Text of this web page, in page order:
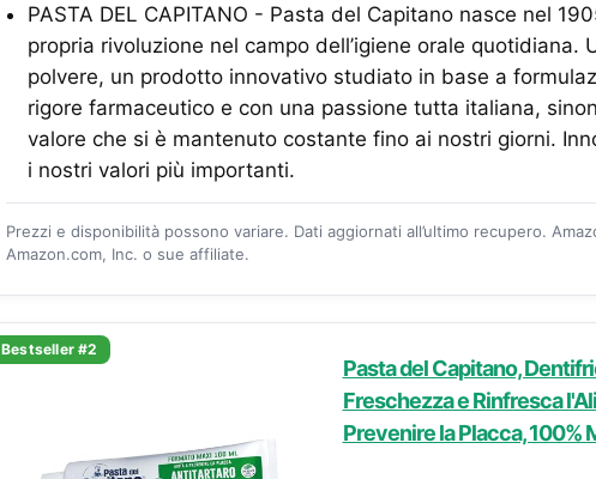
PASTA DEL CAPITANO - Pasta del Capitano nasce nel
propria rivoluzione nel campo dell’igiene orale quotidiana.
polvere, un prodotto innovativo studiato in base a
rigore farmaceutico e con una passione tutta italiana,
valore che si è mantenuto costante fino ai nostri giorni.
i nostri valori più importanti.
Prezzi e disponibilità possono variare. Dati aggiornati all’ultimo recupero.
Amazon.com, Inc. o sue affiliate.
Bestseller #2
Pasta del Capitano,
Freschezza e Rinfresca
Prevenire la Placca, 100%